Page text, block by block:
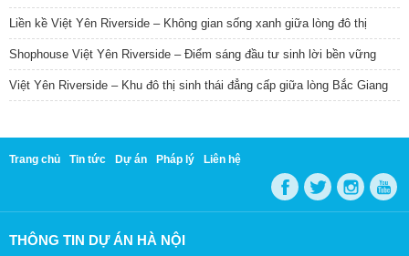
Liền kề Việt Yên Riverside – Không gian sống xanh giữa lòng đô thị
Shophouse Việt Yên Riverside – Điểm sáng đầu tư sinh lời bền vững
Việt Yên Riverside – Khu đô thị sinh thái đẳng cấp giữa lòng Bắc Giang
Trang chủ Tin tức Dự án Pháp lý Liên hệ
THÔNG TIN DỰ ÁN HÀ NỘI